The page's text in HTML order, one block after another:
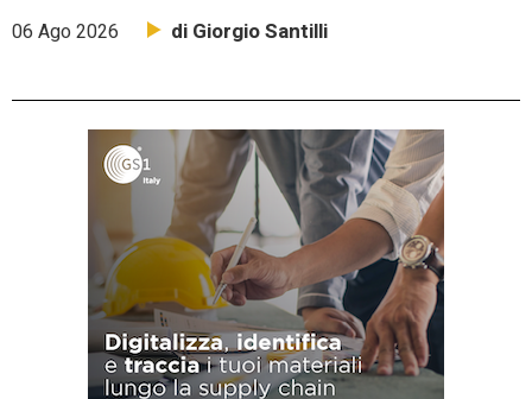
06 Ago 2026 di Giorgio Santilli